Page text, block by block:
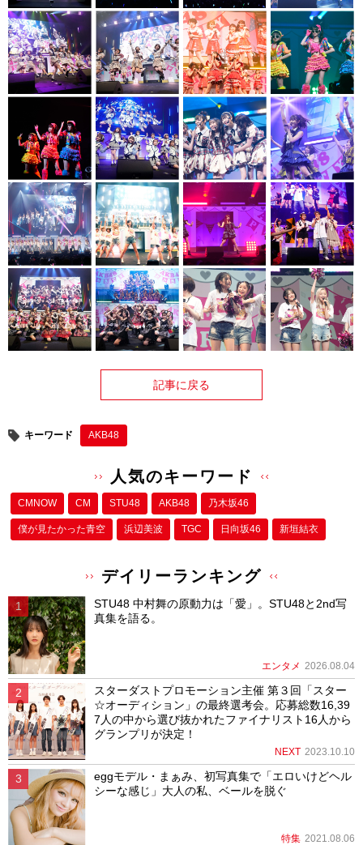
記事に戻る
キーワード AKB48
人気のキーワード
CMNOW CM STU48 AKB48 乃木坂46
僕が⾒たかった⻘空 浜辺美波 TGC 日向坂46 新垣結衣
デイリーランキング
STU48 中村舞の原動力は「愛」。STU48と2nd写
真集を語る。
エンタメ 2026.08.04
スターダストプロモーション主催 第３回「スター
☆オーディション」の最終選考会。応募総数16,39
7人の中から選び抜かれたファイナリスト16人から
グランプリが決定！
NEXT 2023.10.10
eggモデル・まぁみ、初写真集で「エロいけどヘル
シーな感じ」大人の私、ベールを脱ぐ
特集 2021.08.06